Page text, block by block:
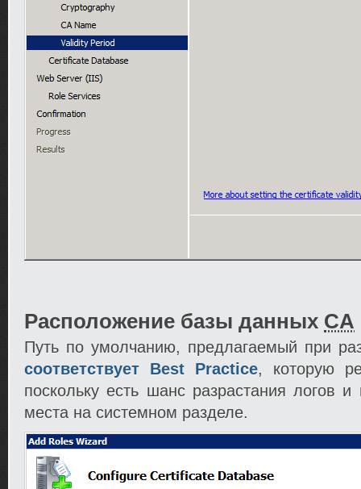
Расположение базы данных CA
Путь по умолчанию, предлагаемый при
соответствует
Best Practice, которую
поскольку есть шанс разрастания логов
места на системном разделе.